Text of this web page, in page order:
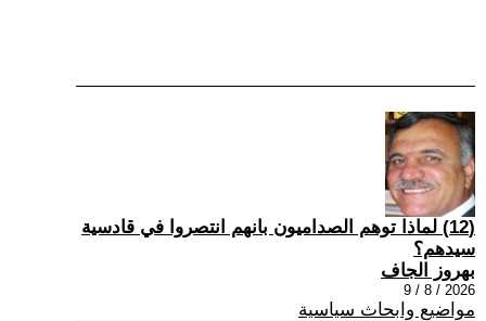
(12) ‏لماذا توهم الصداميون بانهم انتصروا في قادسية
سيدهم؟
بهروز الجاف
2026 / 8 / 9
مواضيع وابحاث سياسية